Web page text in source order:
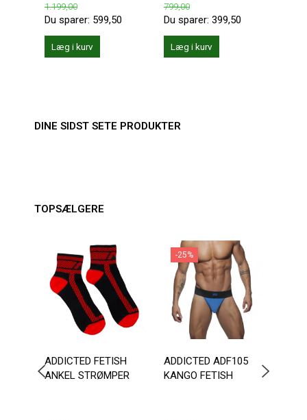
1.199,00
Du sparer: 599,50
Læg i kurv
799,00
Du sparer: 399,50
Læg i kurv
DINE SIDST SETE PRODUKTER
TOPSÆLGERE
ADDICTED FETISH
ANKEL STRØMPER
-25%
ADDICTED ADF105
KANGO FETISH